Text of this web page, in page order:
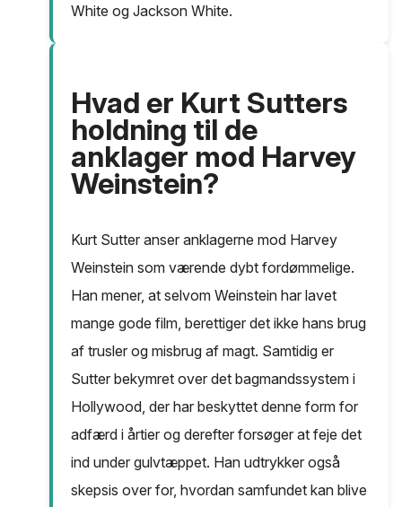
White og Jackson White.
Hvad er Kurt Sutters
holdning til de
anklager mod Harvey
Weinstein?
Kurt Sutter anser anklagerne mod Harvey
Weinstein som værende dybt fordømmelige.
Han mener, at selvom Weinstein har lavet
mange gode film, berettiger det ikke hans brug
af trusler og misbrug af magt. Samtidig er
Sutter bekymret over det bagmandssystem i
Hollywood, der har beskyttet denne form for
adfærd i årtier og derefter forsøger at feje det
ind under gulvtæppet. Han udtrykker også
skepsis over for, hvordan samfundet kan blive